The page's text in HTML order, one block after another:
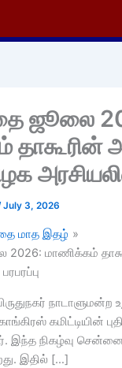
ஜூலை
July 3, 2026
மாத இதழ்
மாணிக்கம்
நாடாளுமன்ற
கமிட்டியின்
இந்த நிகழ்வு சென்னை
இதில் […]